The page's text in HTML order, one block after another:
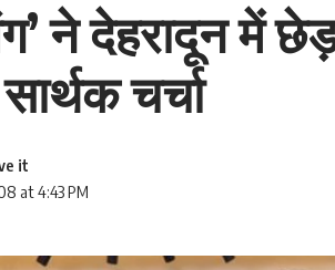
ने देहरादून
चर्चा
at 4:43 PM